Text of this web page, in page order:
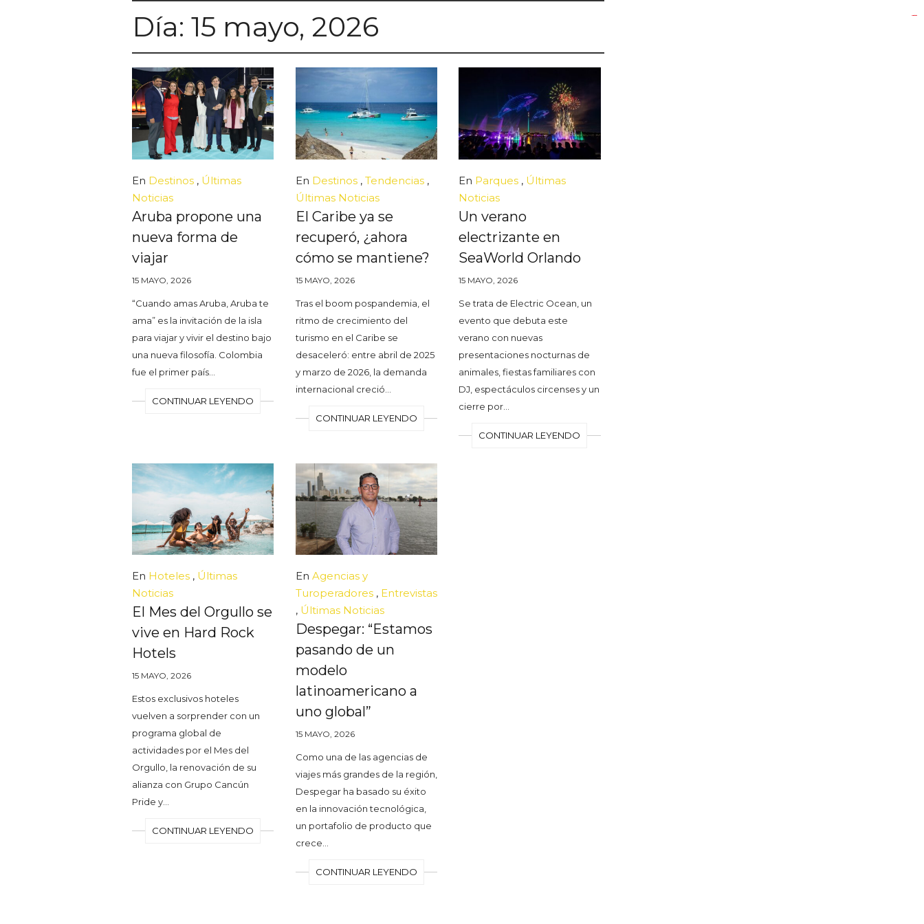
Día: 15 mayo, 2026
En Destinos , Últimas
Noticias
Aruba propone una
nueva forma de
viajar
15 MAYO, 2026
“Cuando amas Aruba, Aruba te
ama” es la invitación de la isla
para viajar y vivir el destino bajo
una nueva filosofía. Colombia
fue el primer país…
CONTINUAR LEYENDO
En Destinos, Tendencias,
Últimas Noticias
El Caribe ya se
recuperó, ¿ahora
cómo se mantiene?
15 MAYO, 2026
Tras el boom pospandemia, el
ritmo de crecimiento del
turismo en el Caribe se
desaceleró: entre abril de 2025
y marzo de 2026, la demanda
internacional creció…
CONTINUAR LEYENDO
En Parques , Últimas
Noticias
Un verano
electrizante en
SeaWorld Orlando
15 MAYO, 2026
Se trata de Electric Ocean, un
evento que debuta este
verano con nuevas
presentaciones nocturnas de
animales, fiestas familiares con
DJ, espectáculos circenses y un
cierre por…
CONTINUAR LEYENDO
En Hoteles , Últimas
Noticias
El Mes del Orgullo se
vive en Hard Rock
Hotels
15 MAYO, 2026
Estos exclusivos hoteles
vuelven a sorprender con un
programa global de
actividades por el Mes del
Orgullo, la renovación de su
alianza con Grupo Cancún
Pride y…
CONTINUAR LEYENDO
En Agencias y
Turoperadores, Entrevistas
, Últimas Noticias
Despegar: “Estamos
pasando de un
modelo
latinoamericano a
uno global”
15 MAYO, 2026
Como una de las agencias de
viajes más grandes de la región,
Despegar ha basado su éxito
en la innovación tecnológica,
un portafolio de producto que
crece…
CONTINUAR LEYENDO